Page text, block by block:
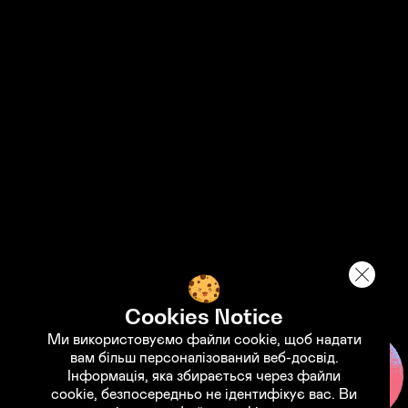
Cookies Notice
Ми використовуємо файли cookie, щоб надати
вам більш персоналізований веб-досвід.
Інформація, яка збирається через файли
cookie, безпосередньо не ідентифікує вас. Ви